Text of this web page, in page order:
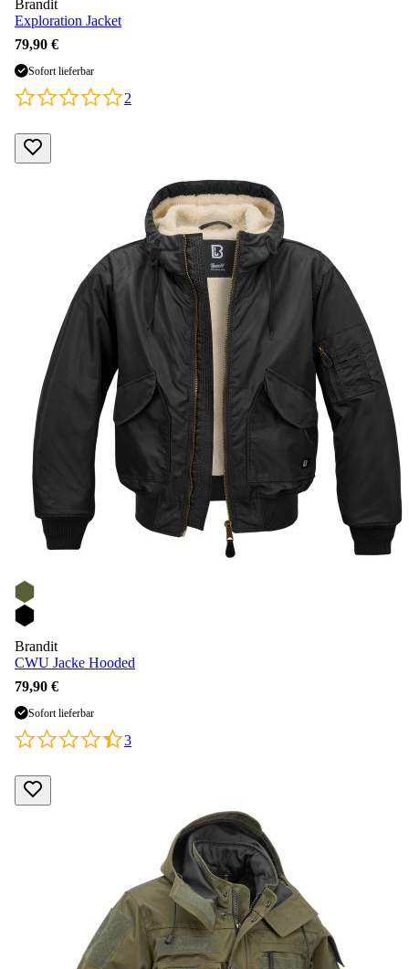
Brandit
Exploration Jacket
79,90 €
Sofort lieferbar
2
Brandit
CWU Jacke Hooded
79,90 €
Sofort lieferbar
3